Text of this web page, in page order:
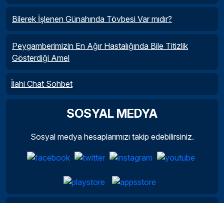
Bilerek İşlenen Günahında Tövbesi Var mıdır?
Peygamberimizin En Ağır Hastalığında Bile Titizlik
Gösterdiği Amel
İlahi Chat Sohbet
SOSYAL MEDYA
Sosyal medya hesaplarımızı takip edebilirsiniz.